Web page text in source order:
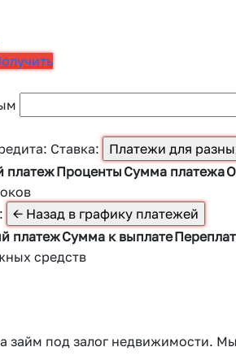
Ставка:
платежПроценты Сумма платежа
платежСумма к выплате
средств
займ под залог недвижимости.